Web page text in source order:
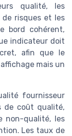
qualité, les
risques et les
bord cohérent,
indicateur doit
afin que le
mais un
fournisseur
de coût qualité,
non-qualité, les
Les taux de